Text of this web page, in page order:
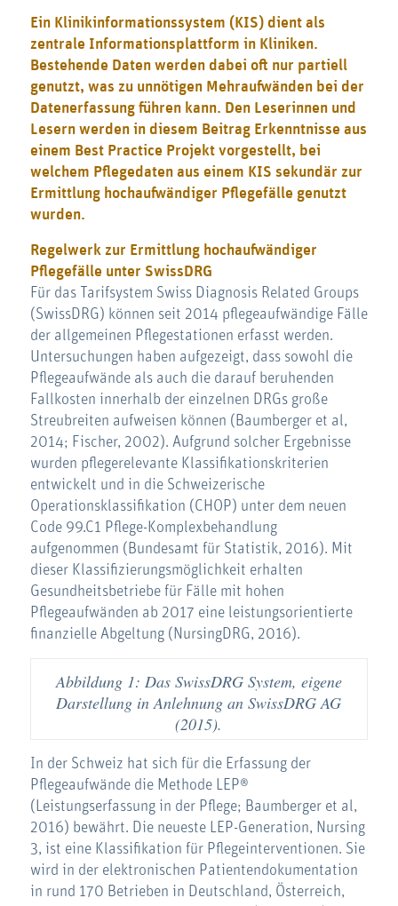
Ein Klinikinformationssystem (KIS) dient als
zentrale Informationsplattform in Kliniken.
Bestehende Daten werden dabei oft nur partiell
genutzt, was zu unnötigen Mehraufwänden bei der
Datenerfassung führen kann. Den Leserinnen und
Lesern werden in diesem Beitrag Erkenntnisse aus
einem Best Practice Projekt vorgestellt, bei
welchem Pflegedaten aus einem KIS sekundär zur
Ermittlung hochaufwändiger Pflegefälle genutzt
wurden.
Regelwerk zur Ermittlung hochaufwändiger
Pflegefälle unter SwissDRG
Für das Tarifsystem Swiss Diagnosis Related Groups
(SwissDRG) können seit 2014 pflegeaufwändige Fälle
der allgemeinen Pflegestationen erfasst werden.
Untersuchungen haben aufgezeigt, dass sowohl die
Pflegeaufwände als auch die darauf beruhenden
Fallkosten innerhalb der einzelnen DRGs große
Streubreiten aufweisen können (Baumberger et al,
2014; Fischer, 2002). Aufgrund solcher Ergebnisse
wurden pflegerelevante Klassifikationskriterien
entwickelt und in die Schweizerische
Operationsklassifikation (CHOP) unter dem neuen
Code 99.C1 Pflege-Komplexbehandlung
aufgenommen (Bundesamt für Statistik, 2016). Mit
dieser Klassifizierungsmöglichkeit erhalten
Gesundheitsbetriebe für Fälle mit hohen
Pflegeaufwänden ab 2017 eine leistungsorientierte
finanzielle Abgeltung (NursingDRG, 2016).
Abbildung 1: Das SwissDRG System, eigene
Darstellung in Anlehnung an SwissDRG AG
(2015).
In der Schweiz hat sich für die Erfassung der
Pflegeaufwände die Methode LEP®
(Leistungserfassung in der Pflege; Baumberger et al,
2016) bewährt. Die neueste LEP-Generation, Nursing
3, ist eine Klassifikation für Pflegeinterventionen. Sie
wird in der elektronischen Patientendokumentation
in rund 170 Betrieben in Deutschland, Österreich,